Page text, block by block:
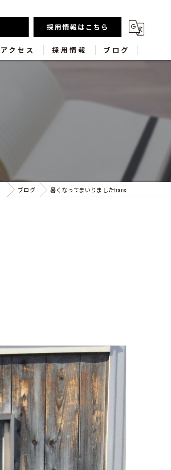
採用情報はこちら
アクセス 採用情報 ブログ
ブログ 暑くなってまいりましたtrans